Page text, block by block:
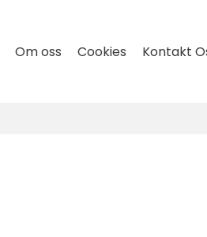
Om oss Cookies Kontakt